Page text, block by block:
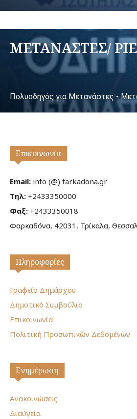
ΜΕΤΑΝΑΣΤΕΣ/
Πολυοδηγός για Μετανάστες -
Επικοινωνία
Email: info (@) farkadona.gr
Τηλ: +2433350000
Φαξ: +2433350018
Φαρκαδόνα, 42031, Τρίκαλα,
Πληροφορίες
Γραφείο Δημάρχου
Δημοτικό Συμβούλιο
Επικοινωνία
Πολιτική Προσωπικών Δεδομένων
Ενημέρωση
Ανακοινώσεις
Διαύγεια